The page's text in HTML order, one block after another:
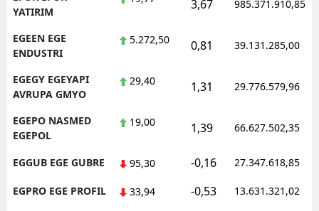
YATIRIM
3,67 985.371.910,85
EGEEN EGE
ENDUSTRI
5.272,50 0,81 39.131.285,00
EGEGY EGEYAPI
AVRUPA GMYO
29,40 1,31 29.776.579,96
EGEPO NASMED
EGEPOL
19,00 1,39 66.627.502,35
EGGUB EGE GUBRE 95,30 -0,16 27.347.618,85
EGPRO EGE PROFIL 33,94 -0,53 13.631.321,02